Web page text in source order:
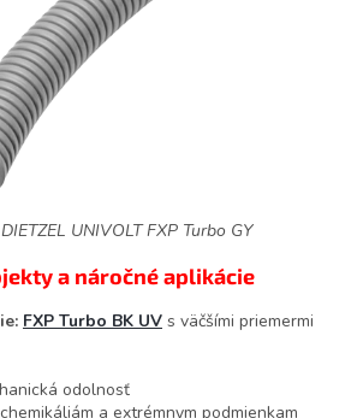
UNIVOLT FXP Turbo GY
a náročné aplikácie
FXP Turbo BK UV s väčšími priemermi
odolnosť
a extrémnym podmienkam